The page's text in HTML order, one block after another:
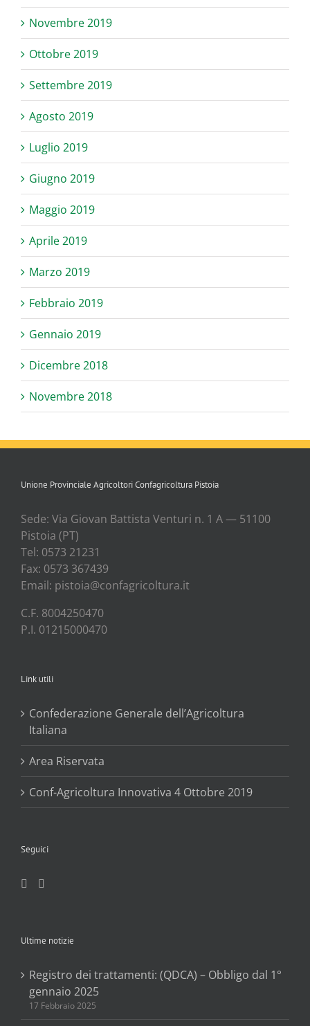
Novembre 2019
Ottobre 2019
Settembre 2019
Agosto 2019
Luglio 2019
Giugno 2019
Maggio 2019
Aprile 2019
Marzo 2019
Febbraio 2019
Gennaio 2019
Dicembre 2018
Novembre 2018
Unione Provinciale Agricoltori Confagricoltura Pistoia
Sede: Via Gio­van Bat­ti­sta Ven­tu­ri n. 1 A — 51100
Pisto­ia (PT)
Tel: 0573 21231
Fax: 0573 367439
Email: pistoia@confagricoltura.it
C.F. 8004250470
P.I. 01215000470
Link utili
Confederazione Generale dell’Agricoltura
Italiana
Area Riservata
Conf-Agricoltura Innovativa 4 Ottobre 2019
Seguici
Ultime notizie
Registro dei trattamenti: (QDCA) – Obbligo dal 1°
gennaio 2025
17 Febbraio 2025